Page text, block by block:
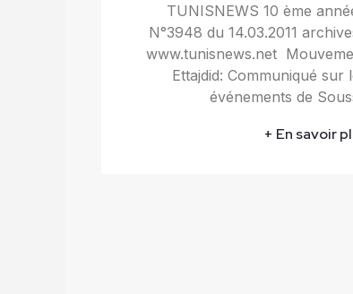
TUNISNEWS 10 ème
N°3948 du 14.03.2011
www.tunisnews.net
Ettajdid: Communiqué sur
événements de
En savoir